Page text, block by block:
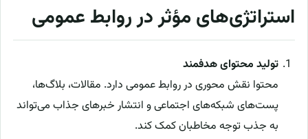
استراتژی‌های مؤثر در روابط عمومی
تولید محتوای هدفمند
محتوا نقش محوری در روابط عمومی دارد. مقالات، بلاگ‌ها،
پست‌های شبکه‌های اجتماعی و انتشار خبرهای جذاب می‌تواند
به جذب توجه مخاطبان کمک کند.